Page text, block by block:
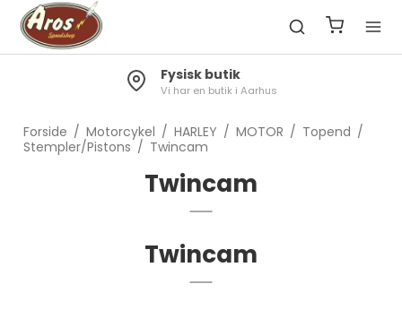
Fysisk butik
Vi har en butik i Aarhus
Forside / Motorcykel / HARLEY / MOTOR / Topend /
Stempler/Pistons / Twincam
Twincam
Twincam